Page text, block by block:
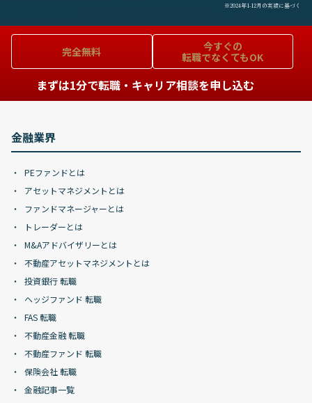
※2024年1-12月の実績に基づく
完全無料
今すぐの
転職でなくてもOK
まずは1分で転職・キャリア相談を申し込む
金融業界
PEファンドとは
アセットマネジメントとは
ファンドマネージャーとは
トレーダーとは
M&Aアドバイザリーとは
不動産アセットマネジメントとは
投資銀行 転職
ヘッジファンド 転職
FAS 転職
不動産金融 転職
不動産ファンド 転職
保険会社 転職
金融記事一覧